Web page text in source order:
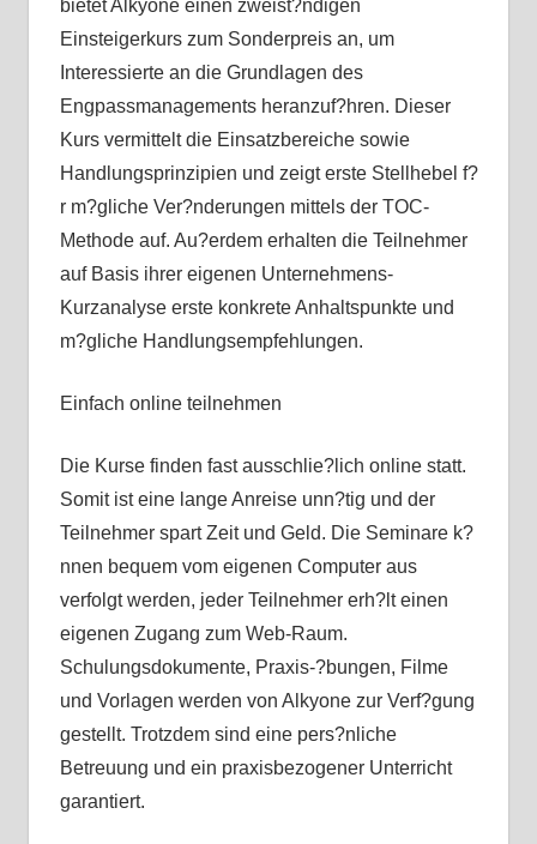
bietet Alkyone einen zweist?ndigen
Einsteigerkurs zum Sonderpreis an, um
Interessierte an die Grundlagen des
Engpassmanagements heranzuf?hren. Dieser
Kurs vermittelt die Einsatzbereiche sowie
Handlungsprinzipien und zeigt erste Stellhebel f?
r m?gliche Ver?nderungen mittels der TOC-
Methode auf. Au?erdem erhalten die Teilnehmer
auf Basis ihrer eigenen Unternehmens-
Kurzanalyse erste konkrete Anhaltspunkte und
m?gliche Handlungsempfehlungen.
Einfach online teilnehmen
Die Kurse finden fast ausschlie?lich online statt.
Somit ist eine lange Anreise unn?tig und der
Teilnehmer spart Zeit und Geld. Die Seminare k?
nnen bequem vom eigenen Computer aus
verfolgt werden, jeder Teilnehmer erh?lt einen
eigenen Zugang zum Web-Raum.
Schulungsdokumente, Praxis-?bungen, Filme
und Vorlagen werden von Alkyone zur Verf?gung
gestellt. Trotzdem sind eine pers?nliche
Betreuung und ein praxisbezogener Unterricht
garantiert.